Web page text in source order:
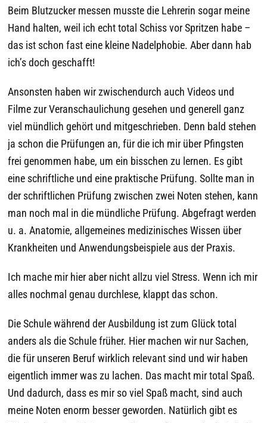
Beim Blutzucker messen musste die Lehrerin sogar meine
Hand halten, weil ich echt total Schiss vor Spritzen habe –
das ist schon fast eine kleine Nadelphobie. Aber dann hab
ich’s doch geschafft!
Ansonsten haben wir zwischendurch auch Videos und
Filme zur Veranschaulichung gesehen und generell ganz
viel mündlich gehört und mitgeschrieben. Denn bald stehen
ja schon die Prüfungen an, für die ich mir über Pfingsten
frei genommen habe, um ein bisschen zu lernen. Es gibt
eine schriftliche und eine praktische Prüfung. Sollte man in
der schriftlichen Prüfung zwischen zwei Noten stehen, kann
man noch mal in die mündliche Prüfung. Abgefragt werden
u. a. Anatomie, allgemeines medizinisches Wissen über
Krankheiten und Anwendungsbeispiele aus der Praxis.
Ich mache mir hier aber nicht allzu viel Stress. Wenn ich mir
alles nochmal genau durchlese, klappt das schon.
Die Schule während der Ausbildung ist zum Glück total
anders als die Schule früher. Hier machen wir nur Sachen,
die für unseren Beruf wirklich relevant sind und wir haben
eigentlich immer was zu lachen. Das macht mir total Spaß.
Und dadurch, dass es mir so viel Spaß macht, sind auch
meine Noten enorm besser geworden. Natürlich gibt es